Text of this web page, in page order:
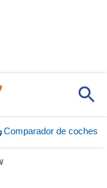
Comparador de coches